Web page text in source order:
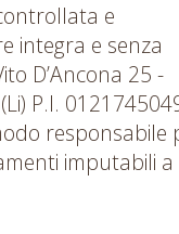
e
integra e senza
D’Ancona 25 -
P.I.
responsabile
imputabili a